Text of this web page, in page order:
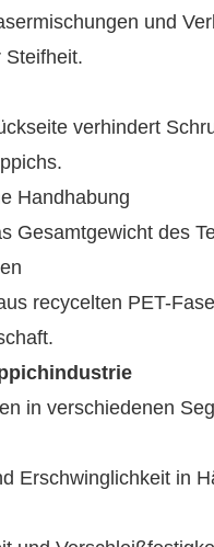
und
Steifheit.
verhindert
Handhabung
Gesamtgewicht des
recycelten PET-
in verschiedenen
Erschwinglichkeit in